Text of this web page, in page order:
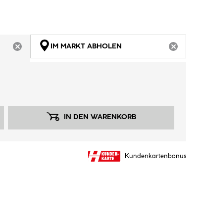
ARTIKEL NICHT VERFÜGBAR
IM MARKT ABHOLEN
IN DEN WARENKORB
Kundenkartenbonus